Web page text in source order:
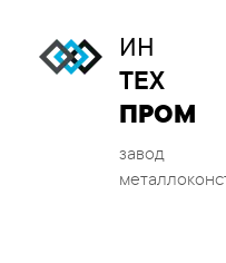
ИН
ТЕХ
ПРОМ
завод